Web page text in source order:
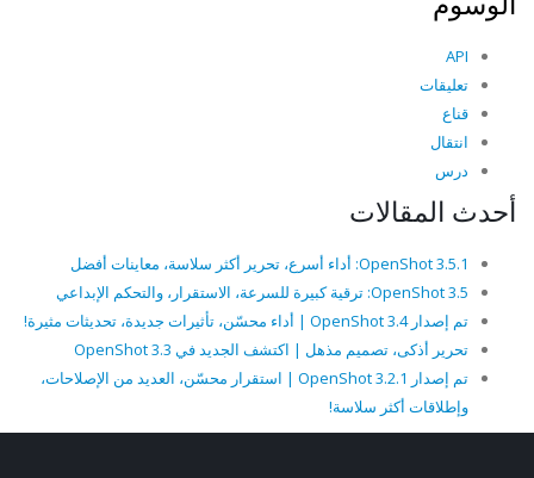
API
تعليقات
قناع
انتقال
درس
أحدث المقالات
OpenShot 3.5.1: أداء أسرع، تحرير أكثر سلاسة، معاينات أفضل
OpenShot 3.5: ترقية كبيرة للسرعة، الاستقرار، والتحكم الإبداعي
تم إصدار OpenShot 3.4 | أداء محسّن، تأثيرات جديدة، تحديثات مثيرة!
تحرير أذكى، تصميم مذهل | اكتشف الجديد في OpenShot 3.3
تم إصدار OpenShot 3.2.1 | استقرار محسّن، العديد من الإصلاحات،
وإطلاقات أكثر سلاسة!